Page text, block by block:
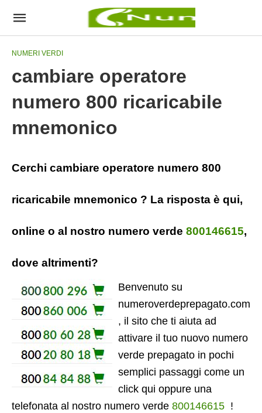
NUMERI VERDI
cambiare operatore
numero 800 ricaricabile
mnemonico
Cerchi cambiare operatore numero 800
ricaricabile mnemonico ? La risposta è qui,
online o al nostro numero verde 800146615,
dove altrimenti?
Benvenuto su
numeroverdeprepagato.com
, il sito che ti aiuta ad
attivare il tuo nuovo numero
verde prepagato in pochi
semplici passaggi come un
click qui oppure una
telefonata al nostro numero verde 800146615 !